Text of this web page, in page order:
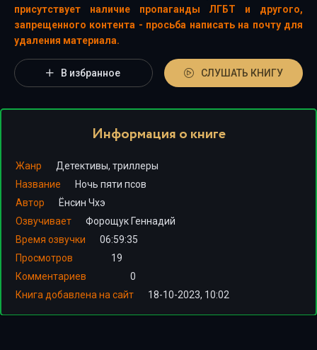
присутствует наличие пропаганды ЛГБТ и другого,
запрещенного контента - просьба написать на почту для
удаления материала.
В избранное СЛУШАТЬ КНИГУ
Информация о книге
Жанр
Детективы, триллеры
Название
Ночь пяти псов
Автор
Ёнсин Чхэ
Озвучивает
Форощук Геннадий
Время озвучки
06:59:35
Просмотров
19
Комментариев
0
Книга добавлена на сайт
18-10-2023, 10:02